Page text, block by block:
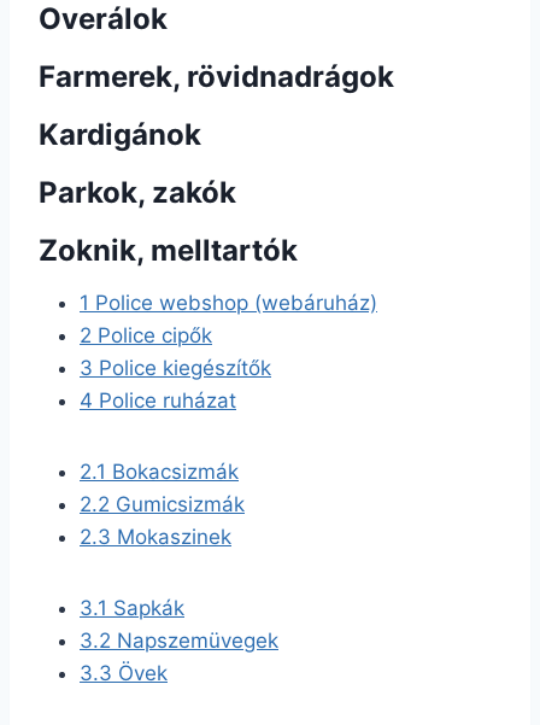
Overálok
Farmerek, rövidnadrágok
Kardigánok
Parkok, zakók
Zoknik, melltartók
1 Police webshop (webáruház)
2 Police cipők
3 Police kiegészítők
4 Police ruházat
2.1 Bokacsizmák
2.2 Gumicsizmák
2.3 Mokaszinek
3.1 Sapkák
3.2 Napszemüvegek
3.3 Övek